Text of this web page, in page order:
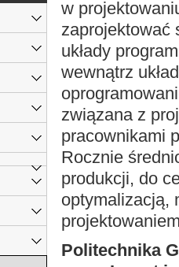
w
zaprojektować
układy
wewnątrz
związana z
pracownikami
Rocznie
produkcji, do
optymalizacją,
Politechnika